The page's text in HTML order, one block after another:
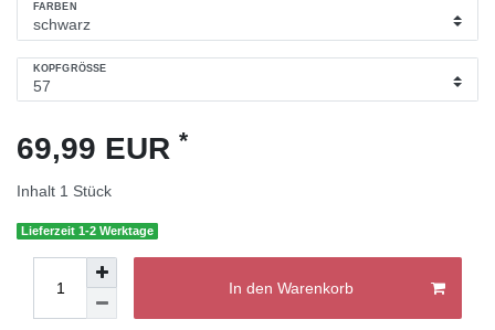
FARBEN
KOPFGRÖSSE
69,99 EUR *
Inhalt 1 Stück
Lieferzeit 1-2 Werktage
In den Warenkorb